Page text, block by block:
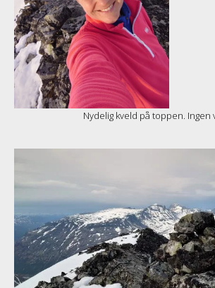
Nydelig kveld på toppen. Ingen